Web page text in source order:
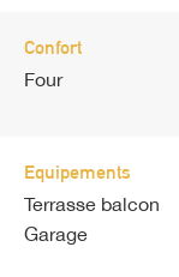
Confort
Four
Equipements
Terrasse balcon
Garage